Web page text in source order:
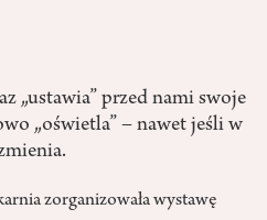
„ustawia” przed nami swoje
„oświetla” – nawet jeśli w
zorganizowała wystawę